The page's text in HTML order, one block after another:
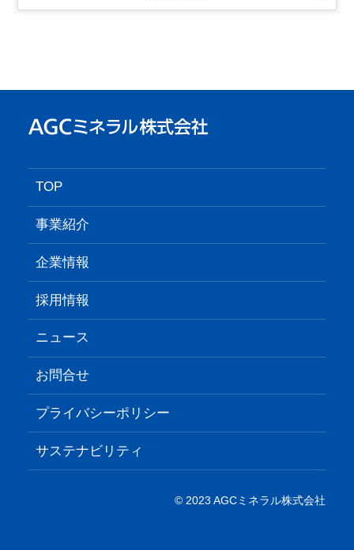
TOP
事業紹介
企業情報
採用情報
ニュース
お問合せ
プライバシーポリシー
サステナビリティ
© 2023 AGCミネラル株式会社